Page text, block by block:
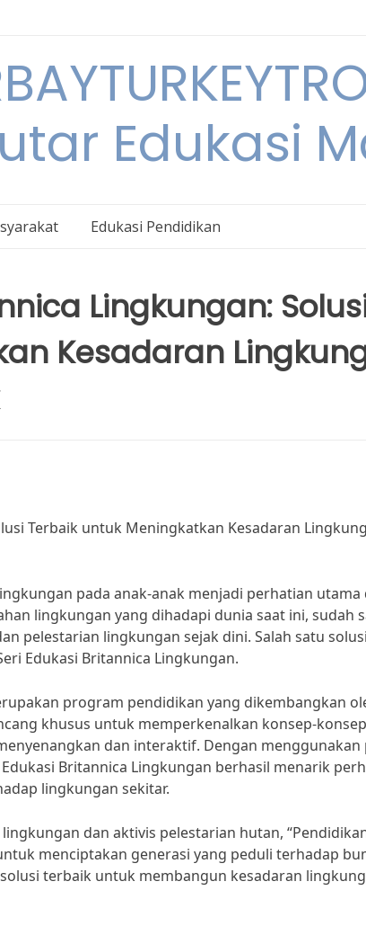
Edukasi
Edukasi Pendidikan
Lingkungan:
Kesadaran
Terbaik untuk Meningkatkan Kesadaran
pada anak-anak menjadi perhatian utama
lingkungan yang dihadapi dunia saat ini, sudah
pelestarian lingkungan sejak dini. Salah satu
Edukasi Britannica Lingkungan.
program pendidikan yang dikembangkan
khusus untuk memperkenalkan konsep-
dan interaktif. Dengan menggunakan
Britannica Lingkungan berhasil menarik
lingkungan sekitar.
dan aktivis pelestarian hutan,
menciptakan generasi yang peduli terhadap
terbaik untuk membangun kesadaran